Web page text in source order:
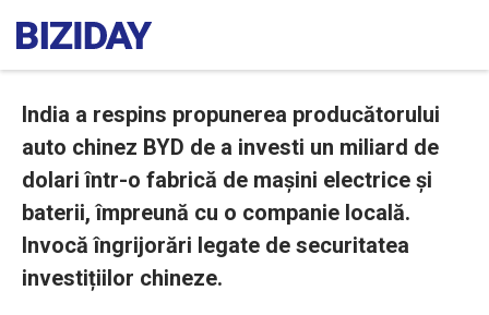
India a respins propunerea producătorului
auto chinez BYD de a investi un miliard de
dolari într-o fabrică de mașini electrice și
baterii, împreună cu o companie locală.
Invocă îngrijorări legate de securitatea
investițiilor chineze.